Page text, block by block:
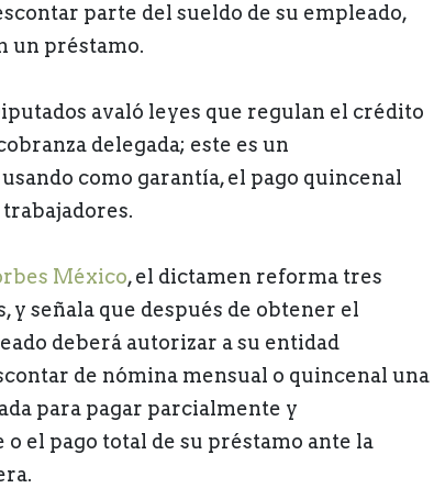
parte del sueldo de su empleado,
un préstamo.
avaló leyes que regulan el crédito
delegada; este es un
como garantía, el pago quincenal
México, el dictamen reforma tres
y señala que después de obtener el
deberá autorizar a su entidad
de nómina mensual o quincenal una
para pagar parcialmente y
el pago total de su préstamo ante la